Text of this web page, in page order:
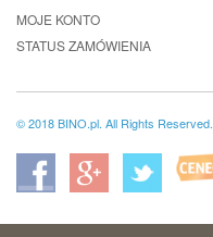
MOJE KONTO
STATUS ZAMÓWIENIA
© 2018 BINO.pl. All Rights Reserved.